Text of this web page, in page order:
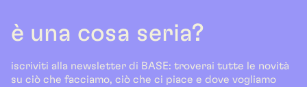
è una cosa seria?
iscriviti alla newsletter di BASE: troverai tutte le novità
su ciò che facciamo, ciò che ci piace e dove vogliamo